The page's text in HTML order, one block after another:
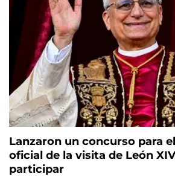
Lanzaron un concurso para
oficial de la visita de León
participar